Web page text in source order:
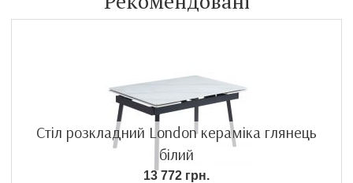
Стіл розкладний London кераміка глянець
білий
13 772 грн.